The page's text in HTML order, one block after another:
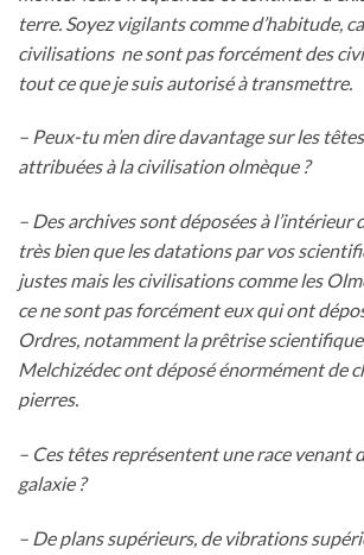
terre. Soyez vigilants comme d’habitude,
civilisations ne sont pas forcément des
tout ce que je suis autorisé à transmettre.
– Peux-tu m’en dire davantage sur les
attribuées à la civilisation olmèque ?
– Des archives sont déposées à l’intérieur
très bien que les datations par vos
justes mais les civilisations comme les
ce ne sont pas forcément eux qui ont
Ordres, notamment la prêtrise scientifique
Melchizédec ont déposé énormément de
pierres.
– Ces têtes représentent une race venant
galaxie ?
– De plans supérieurs, de vibrations